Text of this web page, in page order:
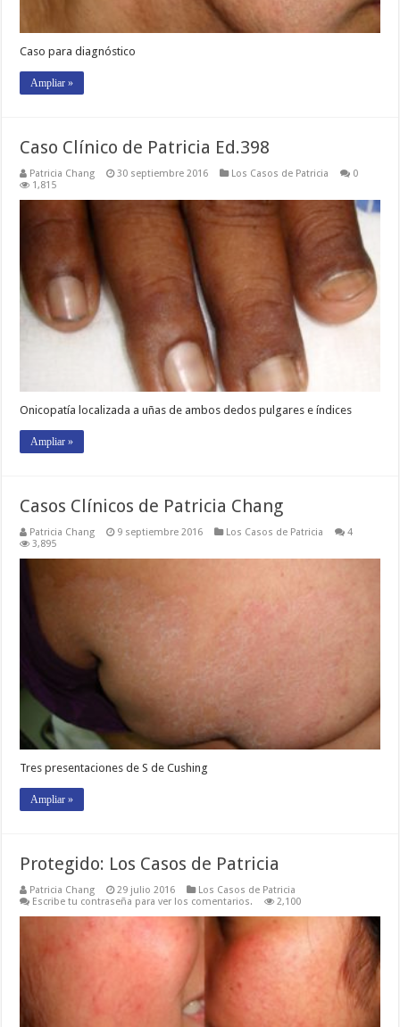
Caso para diagnóstico
Ampliar »
Caso Clínico de Patricia Ed.398
Patricia Chang 30 septiembre 2016 Los Casos de Patricia
0
1,815
Onicopatía localizada a uñas de ambos dedos pulgares e índices
Ampliar »
Casos Clínicos de Patricia Chang
Patricia Chang 9 septiembre 2016 Los Casos de Patricia
4
3,895
Tres presentaciones de S de Cushing
Ampliar »
Protegido: Los Casos de Patricia
Patricia Chang 29 julio 2016
Los Casos de Patricia
Escribe tu contraseña para ver los comentarios.
2,100